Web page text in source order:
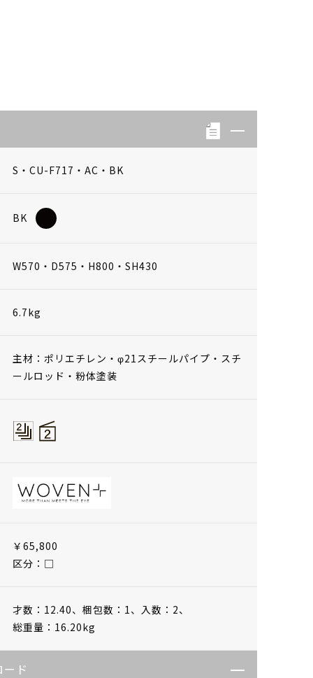
S・CU-F717・AC・BK
BK
W570・D575・H800・SH430
6.7kg
主材：ポリエチレン・φ21スチールパイプ・スチ
ールロッド・粉体塗装
￥65,800
区分：□
才数：12.40、 梱包数：1、 入数：2、
総重量：16.20kg
ド